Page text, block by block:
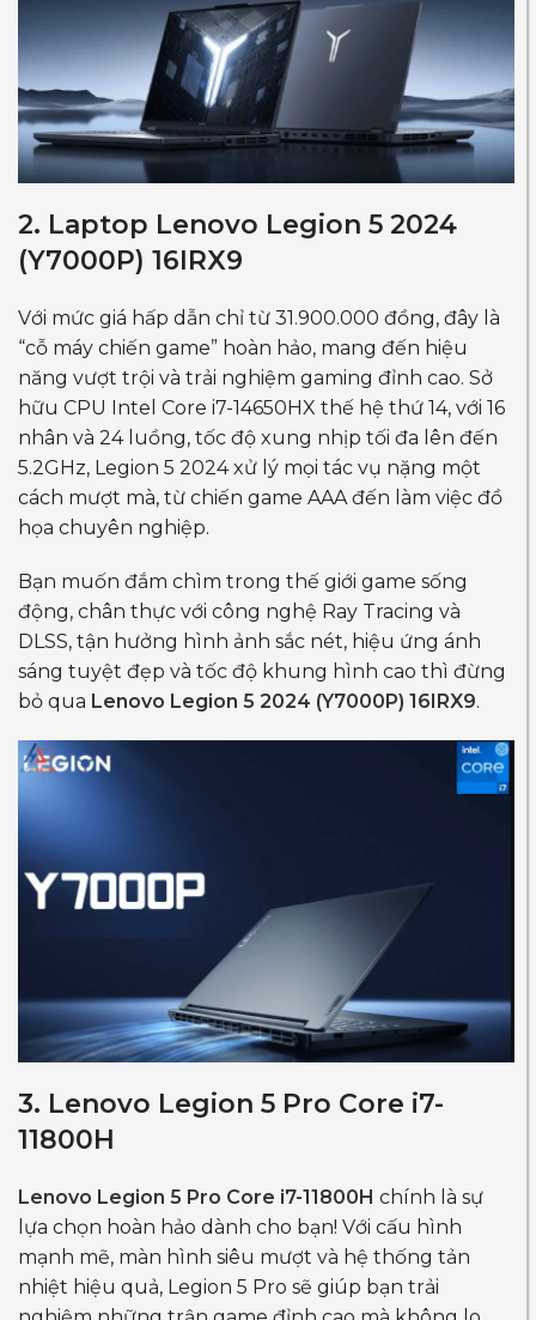
2. Laptop Lenovo Legion 5 2024
(Y7000P) 16IRX9
Với mức giá hấp dẫn chỉ từ 31.900.000 đồng, đây là
“cỗ máy chiến game” hoàn hảo, mang đến hiệu
năng vượt trội và trải nghiệm gaming đỉnh cao. Sở
hữu CPU Intel Core i7-14650HX thế hệ thứ 14, với 16
nhân và 24 luồng, tốc độ xung nhịp tối đa lên đến
5.2GHz, Legion 5 2024 xử lý mọi tác vụ nặng một
cách mượt mà, từ chiến game AAA đến làm việc đồ
họa chuyên nghiệp.
Bạn muốn đắm chìm trong thế giới game sống
động, chân thực với công nghệ Ray Tracing và
DLSS, tận hưởng hình ảnh sắc nét, hiệu ứng ánh
sáng tuyệt đẹp và tốc độ khung hình cao thì đừng
bỏ qua Lenovo Legion 5 2024 (Y7000P) 16IRX9.
3. Lenovo Legion 5 Pro Core i7-
11800H
Lenovo Legion 5 Pro Core i7-11800H chính là sự
lựa chọn hoàn hảo dành cho bạn! Với cấu hình
mạnh mẽ, màn hình siêu mượt và hệ thống tản
nhiệt hiệu quả, Legion 5 Pro sẽ giúp bạn trải